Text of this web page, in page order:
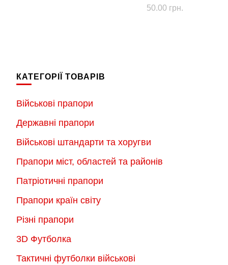
50.00 грн.
КАТЕГОРІЇ ТОВАРІВ
Військові прапори
Державні прапори
Військові штандарти та хоругви
Прапори міст, областей та районів
Патріотичні прапори
Прапори країн світу
Різні прапори
3D Футболка
Тактичні футболки військові